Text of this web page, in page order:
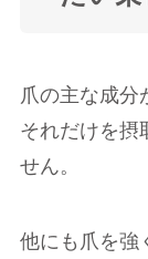
爪の主な成分
それだけを摂
せん。
他にも爪を強